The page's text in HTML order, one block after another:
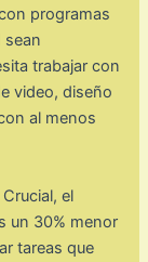
programas
sean
trabajar con
video, diseño
al menos
el
un 30% menor
tareas que